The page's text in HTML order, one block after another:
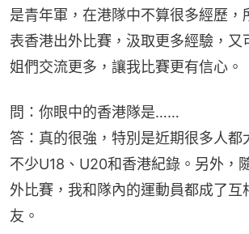
是青年軍，在港隊中不算很多經歷，
表香港出外比賽，汲取更多經驗，又
姐們交流更多，讓我比賽更有信心。
問：你眼中的香港隊是……
答：真的很強，特別是近期很多人都
不少U18、U20和香港紀錄。另外，
外比賽，我和隊內的運動員都成了互
友。